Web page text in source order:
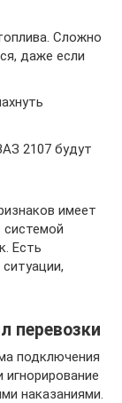
Сложно
даже если
2107 будут
имеет
системой
Есть
перевозки
подключения
игнорирование
наказаниями.